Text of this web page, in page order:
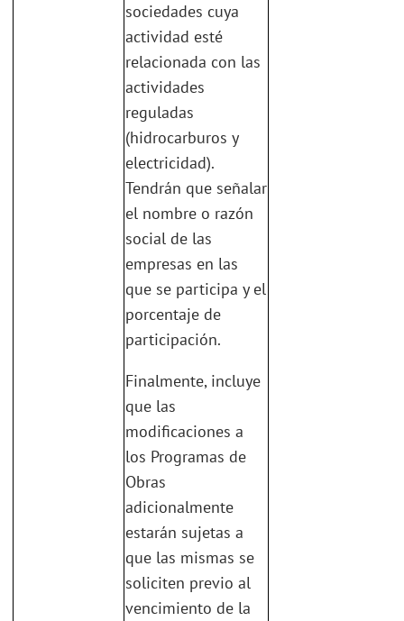
sociedades cuya
actividad esté
relacionada con las
actividades
reguladas
(hidrocarburos y
electricidad).
Tendrán que señalar
el nombre o razón
social de las
empresas en las
que se participa y el
porcentaje de
participación.
Finalmente, incluye
que las
modificaciones a
los Programas de
Obras
adicionalmente
estarán sujetas a
que las mismas se
soliciten previo al
vencimiento de la